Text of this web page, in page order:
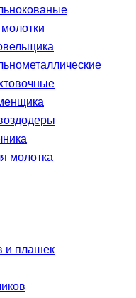
молотка
и плашек